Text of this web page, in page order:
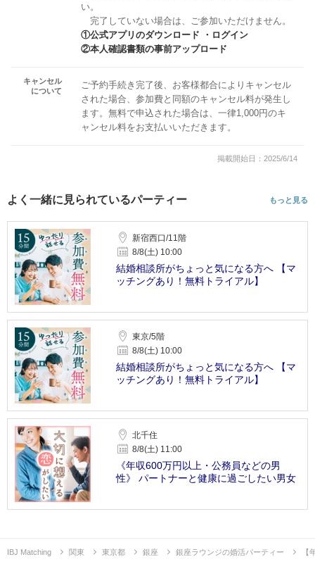
い。
完了していない場合は、ご参加いただけません。
①公式アプリのダウンロード ・ログイン
②本人確認書類の事前アップロード
キャンセル
について
ご予約手続き完了後、お客様都合によりキャンセル
された場合、参加費と同額のキャンセル料が発生し
ます。無料で申込された場合は、一律1,000円のキ
ャンセル料をお支払いいただきます。
掲載開始日：2025/6/14
よく一緒に見られているパーティー もっと見る
新宿西口/11階
8/8(土) 10:00
結婚相談所がちょっと気になる方へ 【マ
ッチングあり！無料トライアル】
東京/5階
8/8(土) 10:00
結婚相談所がちょっと気になる方へ 【マ
ッチングあり！無料トライアル】
北千住
8/8(土) 11:00
《年収600万円以上・公務員などの男
性》 パートナーと健康に過ごしたい男女
IBJ Matching 関東 東京都 銀座 銀座ラウンジの婚活パーティー 【